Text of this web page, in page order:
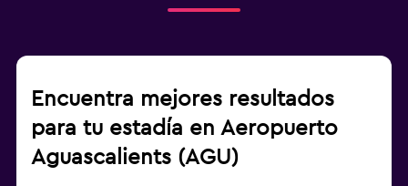
Encuentra mejores resultados
para tu estadía en Aeropuerto
Aguascalients (AGU)